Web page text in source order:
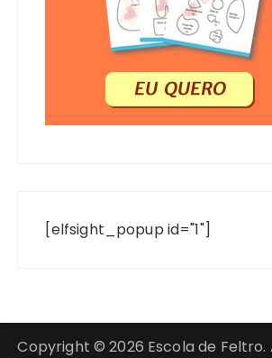
[elfsight_popup id="1"]
Copyright © 2026 Escola de Feltro.